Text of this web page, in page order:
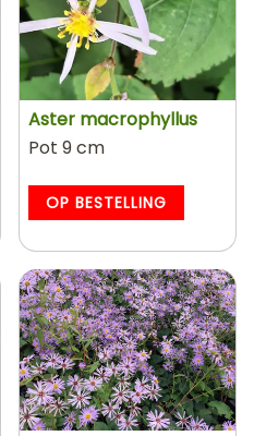
Aster macrophyllus
Pot 9 cm
OP BESTELLING